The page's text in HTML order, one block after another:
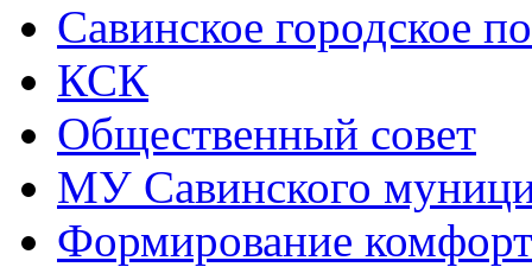
Савинское городское
КСК
Общественный совет
МУ Савинского
Формирование